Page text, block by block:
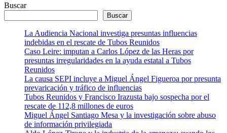
Buscar
Buscar
La Audiencia Nacional investiga presuntas influencias
indebidas en el rescate de Tubos Reunidos
Caso Leire: imputan a Carlos López de las Heras por
presuntas irregularidades en la ayuda estatal a Tubos
Reunidos
La causa SEPI incluye a Miguel Ángel Figueroa por presunta
prevaricación y tráfico de influencias
Tubos Reunidos y Francisco Irazusta bajo sospecha por el
rescate de 112,8 millones de euros
Miguel Ángel Santiago Mesa y la investigación sobre abuso
de información privilegiada